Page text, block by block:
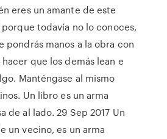
eres un amante de este
todavía no lo conoces,
pondrás manos a la obra con
que los demás lean e
Manténgase al mismo
Un libro es un arma
de al lado. 29 Sep 2017 Un
un vecino, es un arma